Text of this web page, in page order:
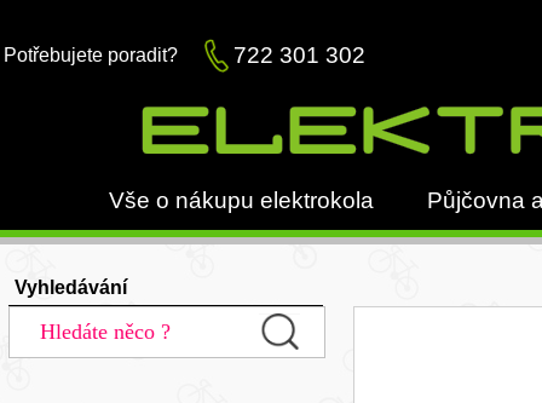
Potřebujete poradit? 722 301 302
Vše o nákupu elektrokola Půjčovna
Vyhledávání